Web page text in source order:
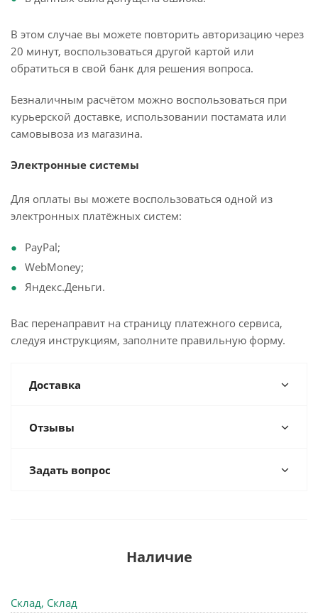
В этом случае вы можете повторить авторизацию через
20 минут, воспользоваться другой картой или
обратиться в свой банк для решения вопроса.
Безналичным расчётом можно воспользоваться при
курьерской доставке, использовании постамата или
самовывоза из магазина.
Электронные системы
Для оплаты вы можете воспользоваться одной из
электронных платёжных систем:
PayPal;
WebMoney;
Яндекс.Деньги.
Вас перенаправит на страницу платежного сервиса,
следуя инструкциям, заполните правильную форму.
Доставка
Отзывы
Задать вопрос
Наличие
Склад, Склад